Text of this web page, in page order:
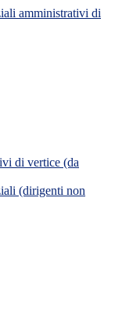
amministrativi di
di vertice (da
(dirigenti non